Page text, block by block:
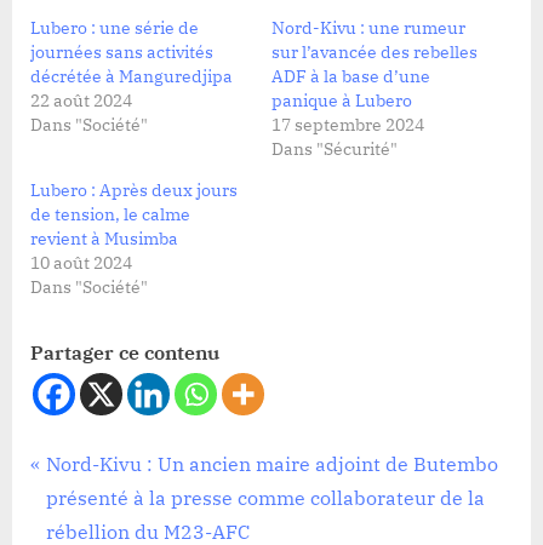
Lubero : une série de
journées sans activités
décrétée à Manguredjipa
22 août 2024
Dans "Société"
Nord-Kivu : une rumeur
sur l’avancée des rebelles
ADF à la base d’une
panique à Lubero
17 septembre 2024
Dans "Sécurité"
Lubero : Après deux jours
de tension, le calme
revient à Musimba
10 août 2024
Dans "Société"
Partager ce contenu
Société
Navigation
de
P
r
e
Nord-Kivu : Un ancien maire adjoint de Butembo
présenté à la presse comme collaborateur de la
rébellion du M23-AFC